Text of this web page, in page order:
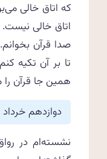
که اتاق خالی
اتاق خالی نیست.
صدا قرآن
تا بر آن تکیه
همین جا قرآن
دوازدهم
نشسته‌ام در